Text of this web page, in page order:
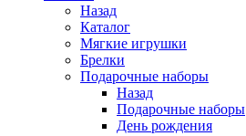
Назад
Каталог
Мягкие игрушки
Брелки
Подарочные наборы
Назад
Подарочные наборы
День рождения